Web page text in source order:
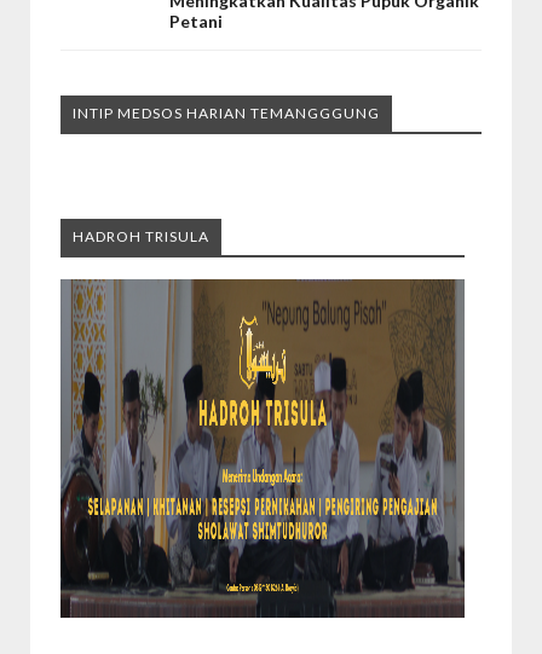
Petani
INTIP MEDSOS HARIAN TEMANGGGUNG
HADROH TRISULA